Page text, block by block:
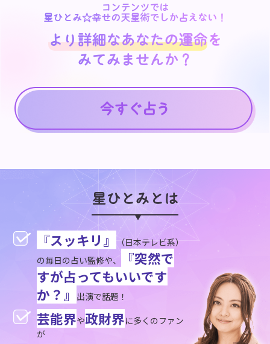
コンテンツでは
星ひとみ☆幸せの天星術でしか占えない！
より詳細なあなたの運命を
みてみませんか？
より詳細なあなたの運命を
みてみませんか？
星ひとみとは
『スッキリ』 （日本テレビ系）
の毎日の占い監修や、
『突然で
すが占ってもいいです
か？』
出演で話題！
芸能界や政財界に多くのファン
が